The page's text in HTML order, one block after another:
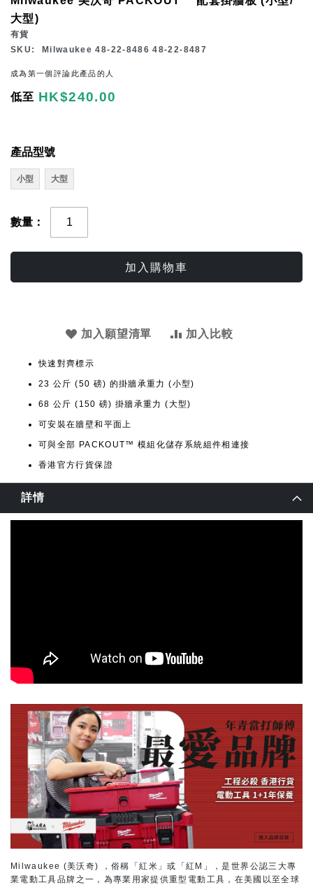
大型)
有貨
SKU
Milwaukee 48-22-8486 48-22-8487
成為第一個評論此產品的人
低至 HK$240.00
產品型號
小型 大型
數量
加入購物車
加入願望清單 加入比較
快速對齊標示
23 公斤 (50 磅) 的掛牆承重力 (小型)
68 公斤 (150 磅) 掛牆承重力 (大型)
可安裝在牆壁和平面上
可與全部 PACKOUT™ 模組化儲存系統組件相連接
香港官方行貨保證
the
beginning
the
images
詳情
Milwaukee (美沃奇) ，俗稱「紅米」或「紅M」，是世界公認三大專
業電動工具品牌之一，為專業用家提供重型電動工具，在美國以至全球